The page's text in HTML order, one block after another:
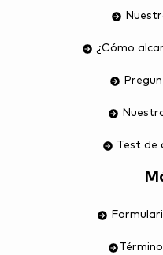
¿Cómo
Test de